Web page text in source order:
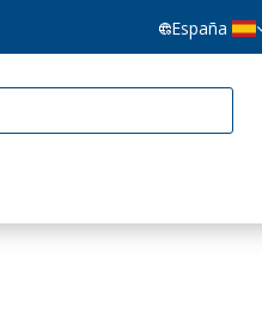
España